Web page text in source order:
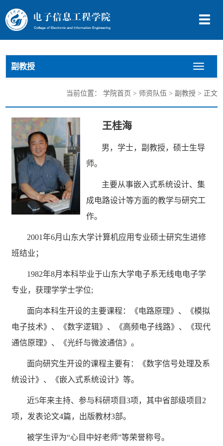
切
导
副教授
切
换
航
当前位置： 学院首页 > 师资队伍 > 副教授> 正文
王桂海
男，学士，副教授，硕士生导
师。
主要从事嵌入式系统设计、集
成电路设计等方面的教学与研究工
作。
2001年6月山东大学计算机应用专业硕士研究生进修
班结业；
1982年8月本科毕业于山东大学电子系无线电电子学
专业，获理学学士学位;
面向本科生开设的主要课程：《电路原理》、《模拟
电子技术》、《数字逻辑》、《高频电子线路》、《现代
通信原理》、《光纤与微波通信》。
面向研究生开设的课程主要有：《数字信号处理及系
统设计》、《嵌入式系统设计》等。
近5年来主持、参与科研项目3项，其中省部级项目2
项，发表论文4篇，出版教材3部。
被学生评为“心目中好老师”等荣誉称号。